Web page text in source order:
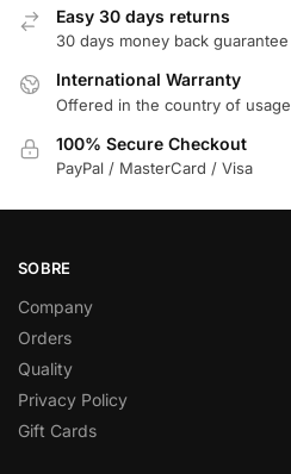
Easy 30 days returns
30 days money back guarantee
International Warranty
Offered in the country of usage
100% Secure Checkout
PayPal / MasterCard / Visa
SOBRE
Company
Orders
Quality
Privacy Policy
Gift Cards